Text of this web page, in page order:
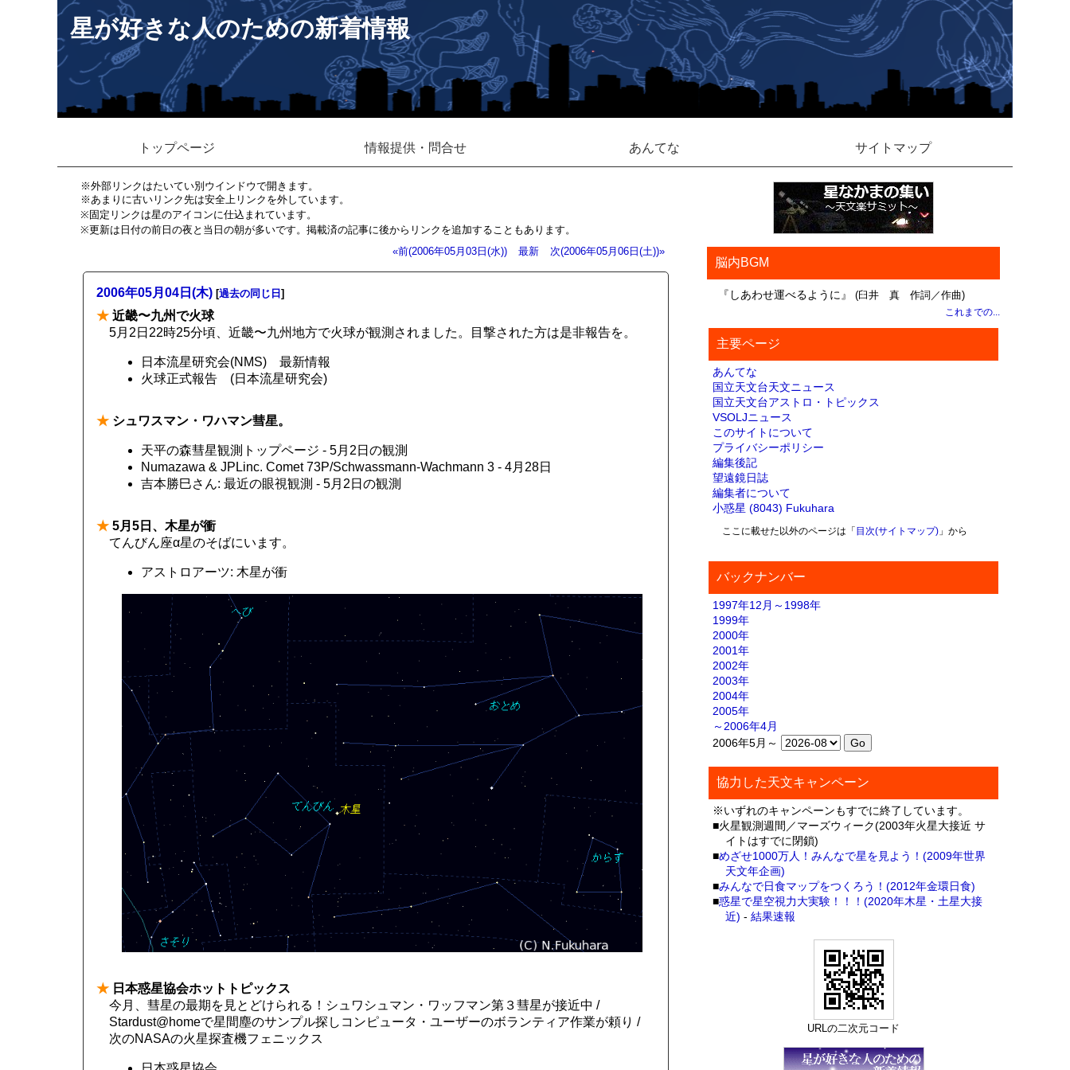
星が好きな人のための新着情報
トップページ 情報提供・問合せ あんてな サイトマップ
※外部リンクはたいてい別ウインドウで開きます。
※あまりに古いリンク先は安全上リンクを外しています。
※固定リンクは星のアイコンに仕込まれています。
※更新は日付の前日の夜と当日の朝が多いです。掲載済の記事に後からリンクを追加することもあります。
«前(2006年05月03日(水))
最新 次(2006年05月06日(土))»
2006年05月04日(木) [過去の同じ日 ]
★ 近畿〜九州で火球
5月2日22時25分頃、近畿〜九州地方で火球が観測されました。目撃された方は是非報告を。
日本流星研究会(NMS) 最新情報
火球正式報告 (日本流星研究会)
★ シュワスマン・ワハマン彗星。
天平の森彗星観測トップページ - 5月2日の観測
Numazawa & JPLinc. Comet 73P/Schwassmann-Wachmann 3 - 4月28日
吉本勝巳さん: 最近の眼視観測 - 5月2日の観測
★ 5月5日、木星が衝
てんびん座α星のそばにいます。
アストロアーツ: 木星が衝
★ 日本惑星協会ホットトピックス
今月、彗星の最期を見とどけられる！シュワシュマン・ワッフマン第３彗星が接近中 /
Stardust@homeで星間塵のサンプル探しコンピュータ・ユーザーのボランティア作業が頼り /
次のNASAの火星探査機フェニックス
脳内BGM
『しあわせ運べるように』 (臼井 真 作詞／作曲)
これまでの...
主要ページ
あんてな
国立天文台天文ニュース
国立天文台アストロ・トピックス
VSOLJニュース
このサイトについて
プライバシーポリシー
編集後記
望遠鏡日誌
編集者について
小惑星 (8043) Fukuhara
ここに載せた以外のページは「 目次(サイトマップ)」から
バックナンバー
1997年12月～1998年
1999年
2000年
2001年
2002年
2003年
2004年
2005年
～2006年4月
2006年5月～
協力した天文キャンペーン
※いずれのキャンペーンもすでに終了しています。
■火星観測週間／マーズウィーク(2003年火星大接近 サ
イトはすでに閉鎖)
■めざせ1000万人！みんなで星を見よう！(2009年世界
天文年企画)
■みんなで日食マップをつくろう！(2012年金環日食)
■惑星で星空視力大実験！！！(2020年木星・土星大接
近) -結果速報
URLの二次元コード